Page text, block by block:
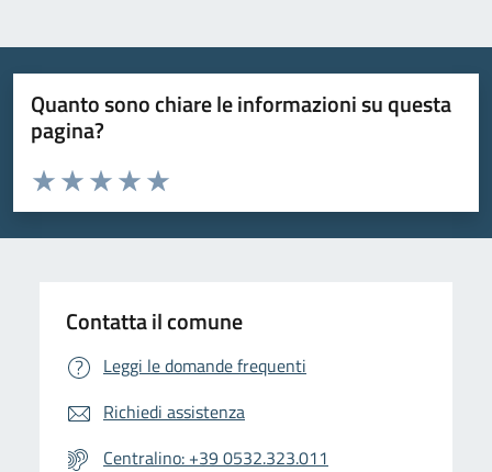
Quanto sono chiare le informazioni su questa
pagina?
Valuta da 1 a 5 stelle la pagina
Valuta 5 stelle su 5
Valuta 4 stelle su 5
Valuta 3 stelle su 5
Valuta 2 stelle su 5
Valuta 1 stelle su 5
Contatta il comune
Leggi le domande frequenti
Richiedi assistenza
Centralino: +39 0532.323.011